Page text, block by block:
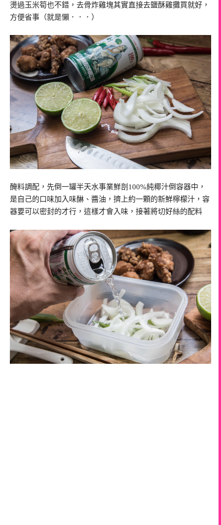
燙過玉米筍也不錯，去骨炸雞塊其實直接去鹽酥雞攤買就好，
方便省事（就是懶．．．）
醃料調配，先倒一罐半天水事業鮮剖100%純椰汁倒容器中，
是自己的口味加入味醂、醬油，擠上約一顆的新鮮檸檬汁，容
器要可以密封的才行，這樣才會入味，接著將切好絲的配料